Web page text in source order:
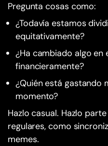
Pregunta cosas como:
¿Todavía estamos
equitativamente?
¿Ha cambiado algo en
financieramente?
¿Quién está gastando
momento?
Hazlo casual. Hazlo
regulares, como
memes.